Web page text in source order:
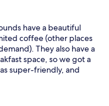
have a beautiful
coffee (other places
They also have a
space, so we got a
super-friendly, and
clean. We got one of
worse than in the